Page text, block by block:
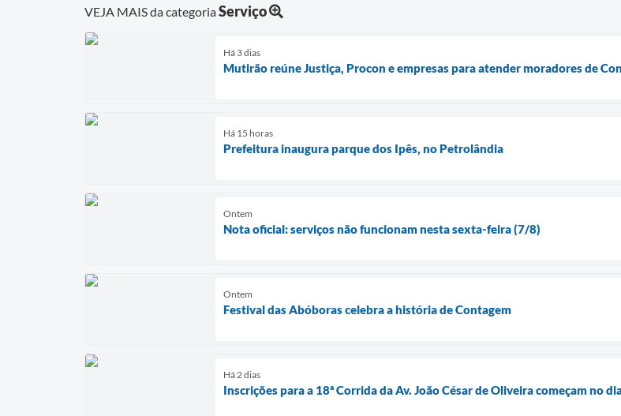
VEJA MAIS da categoriaServiço
Há 3 dias
Mutirão reúne Justiça, Procon e empresas para atender moradores de
Há 15 horas
Prefeitura inaugura parque dos Ipês, no Petrolândia
Ontem
Nota oficial: serviços não funcionam nesta sexta-feira (7/8)
Ontem
Festival das Abóboras celebra a história de Contagem
Há 2 dias
Inscrições para a 18ª Corrida da Av. João César de Oliveira começam no